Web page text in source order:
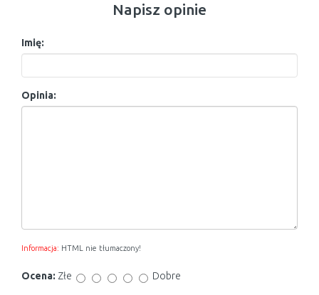
Napisz opinie
Imię:
Opinia:
Informacja: HTML nie tłumaczony!
Ocena: Złe Dobre